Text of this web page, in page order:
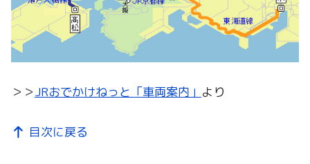
＞＞JRおでかけねっと「車両案内」 より
目次に戻る